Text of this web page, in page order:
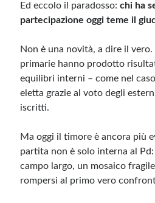
Ed eccolo il paradosso:chi ha
partecipazione oggi teme il
Non è una novità, a dire il
primarie hanno prodotto
equilibri interni – come nel
eletta grazie al voto degli
iscritti.
Ma oggi il timore è ancora più
partita non è solo interna al
campo largo, un mosaico
rompersi al primo vero